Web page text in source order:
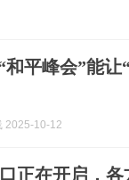
和平峰会”能
2025-10-12
正在开启，